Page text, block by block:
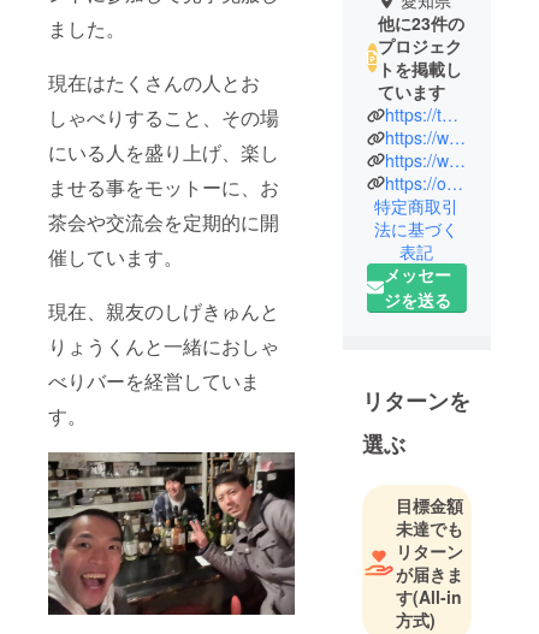
ました。
現在はたくさんの人とお
しゃべりすること、その場
にいる人を盛り上げ、楽し
ませる事をモットーに、お
茶会や交流会を定期的に開
催しています。
現在、親友のしげきゅんと
りょうくんと一緒におしゃ
べりバーを経営していま
す。
他に23件の
プロジェク
トを掲載し
ています
https://twitter.com/kurozaru3888?s=06
https://www.facebook.com/profile.php?id=100018411002041
https://www.instagram.com/invites/contact/?i=aic2a4i9pbqv&utm_content=2my274z
https://osyaberibar.com
特定商取引
法に基づく
表記
メッセー
ジを送る
リターンを
選ぶ
目標金額
未達でも
リターン
が届きま
す(All-in
方式)